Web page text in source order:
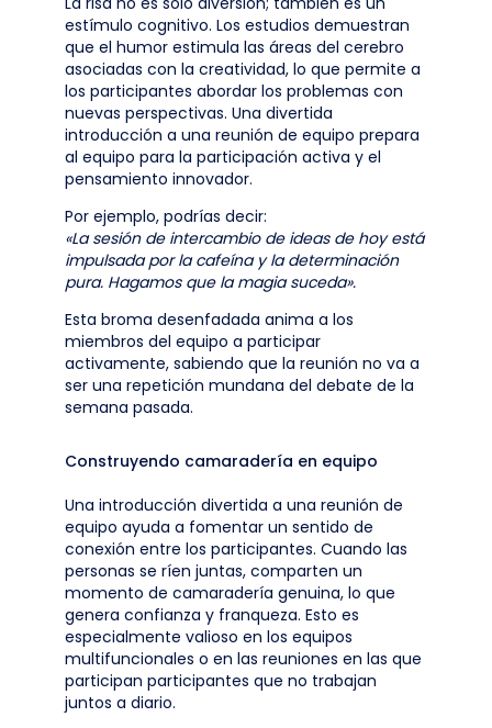
estímulo cognitivo. Los estudios demuestran
que el humor estimula las áreas del cerebro
asociadas con la creatividad, lo que permite a
los participantes abordar los problemas con
nuevas perspectivas. Una divertida
introducción a una reunión de equipo prepara
al equipo para la participación activa y el
pensamiento innovador.
Por ejemplo, podrías decir:
«La sesión de intercambio de ideas de hoy está
impulsada por la cafeína y la determinación
pura. Hagamos que la magia suceda».
Esta broma desenfadada anima a los
miembros del equipo a participar
activamente, sabiendo que la reunión no va a
ser una repetición mundana del debate de la
semana pasada.
Construyendo camaradería en equipo
Una introducción divertida a una reunión de
equipo ayuda a fomentar un sentido de
conexión entre los participantes. Cuando las
personas se ríen juntas, comparten un
momento de camaradería genuina, lo que
genera confianza y franqueza. Esto es
especialmente valioso en los equipos
multifuncionales o en las reuniones en las que
participan participantes que no trabajan
juntos a diario.